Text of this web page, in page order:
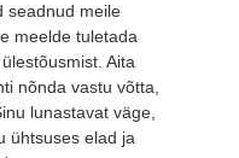
seadnud meile
meelde tuletada
Aita
nõnda vastu võtta,
lunastavat väge,
ühtsuses elad ja